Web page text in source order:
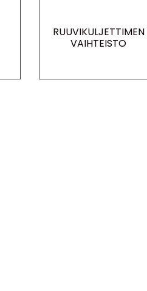
RUUVIKULJETTIMEN
VAIHTEISTO